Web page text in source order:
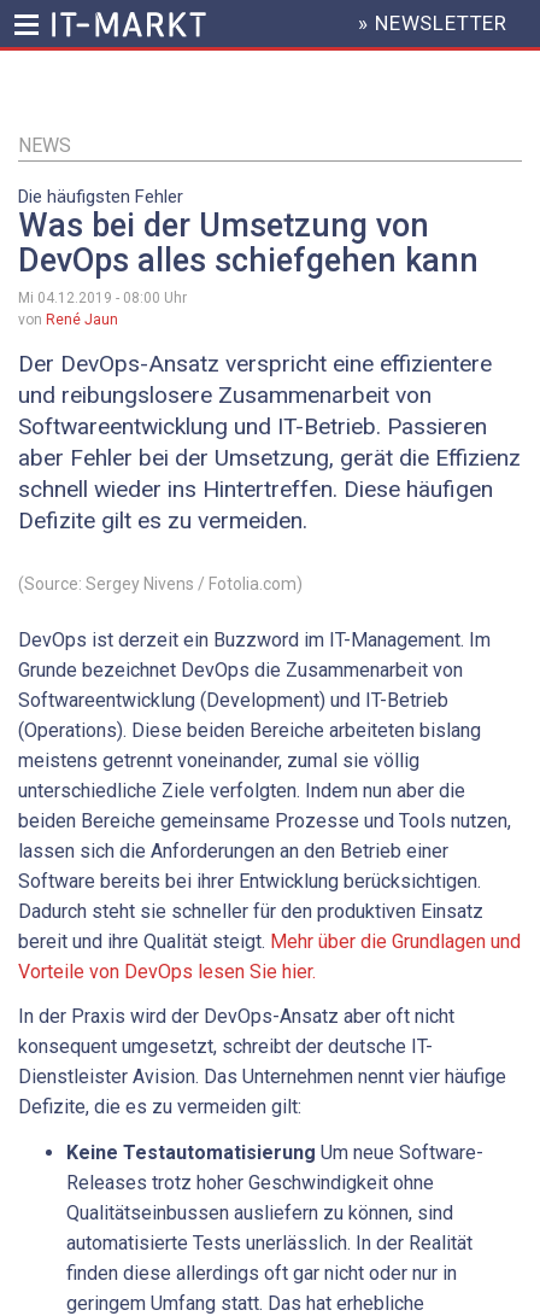
Inhalt
HEADER
MENU
» NEWSLETTER
NEWS
Die häufigsten Fehler
Was bei der Umsetzung von
DevOps alles schiefgehen kann
Mi 04.12.2019 - 08:00 Uhr
von René Jaun
Der DevOps-Ansatz verspricht eine effizientere
und reibungslosere Zusammenarbeit von
Softwareentwicklung und IT-Betrieb. Passieren
aber Fehler bei der Umsetzung, gerät die Effizienz
schnell wieder ins Hintertreffen. Diese häufigen
Defizite gilt es zu vermeiden.
(Source: Sergey Nivens / Fotolia.com)
DevOps ist derzeit ein Buzzword im IT-Management. Im
Grunde bezeichnet DevOps die Zusammenarbeit von
Softwareentwicklung (Development) und IT-Betrieb
(Operations). Diese beiden Bereiche arbeiteten bislang
meistens getrennt voneinander, zumal sie völlig
unterschiedliche Ziele verfolgten. Indem nun aber die
beiden Bereiche gemeinsame Prozesse und Tools nutzen,
lassen sich die Anforderungen an den Betrieb einer
Software bereits bei ihrer Entwicklung berücksichtigen.
Dadurch steht sie schneller für den produktiven Einsatz
bereit und ihre Qualität steigt. Mehr über die Grundlagen und
Vorteile von DevOps lesen Sie hier.
In der Praxis wird der DevOps-Ansatz aber oft nicht
konsequent umgesetzt, schreibt der deutsche IT-
Dienstleister Avision. Das Unternehmen nennt vier häufige
Defizite, die es zu vermeiden gilt:
Keine Testautomatisierung Um neue Software-
Releases trotz hoher Geschwindigkeit ohne
Qualitätseinbussen ausliefern zu können, sind
automatisierte Tests unerlässlich. In der Realität
finden diese allerdings oft gar nicht oder nur in
geringem Umfang statt. Das hat erhebliche